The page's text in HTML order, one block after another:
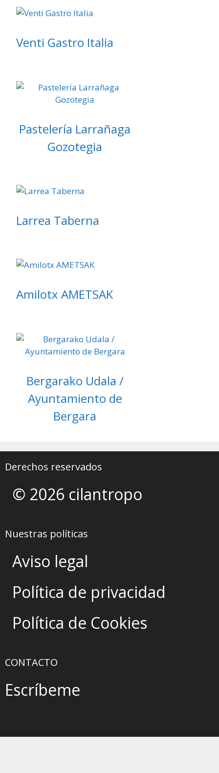
Venti Gastro Italia
Pastelería Larrañaga
Gozotegia
Larrea Taberna
Amilotx AMETSAK
Bergarako Udala /
Ayuntamiento de
Bergara
Derechos reservados
© 2026 cilantropo
Nuestras políticas
Aviso legal
Política de privacidad
Política de Cookies
CONTACTO
Escríbeme